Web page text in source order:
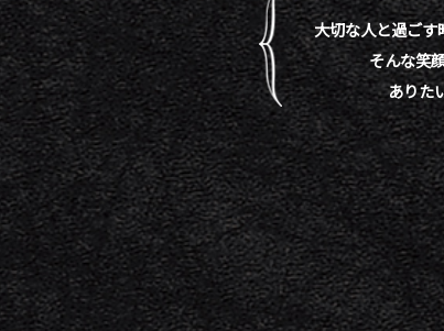
大切な人と過ごす
そんな笑
ありた